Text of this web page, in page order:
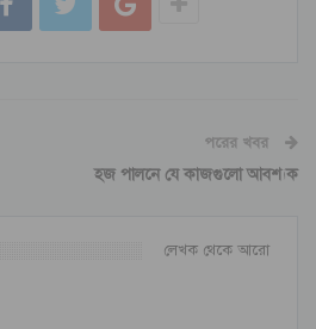
পরের খবর
হজ পালনে যে কাজগুলো আবশ্যক
লেখক থেকে আরো